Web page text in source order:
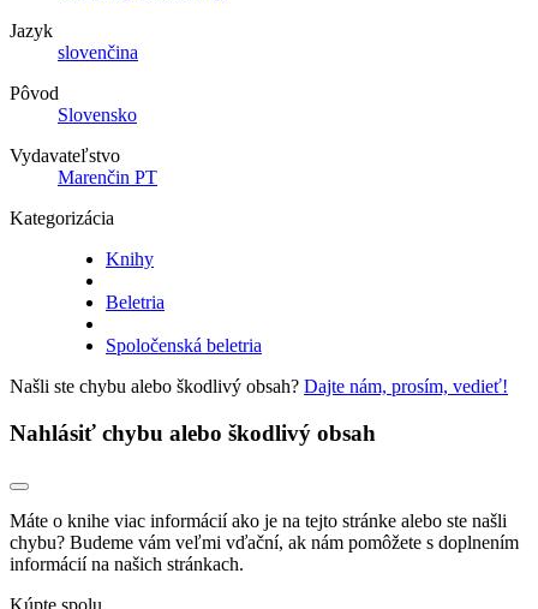
Jazyk
slovenčina
Pôvod
Slovensko
Vydavateľstvo
Marenčin PT
Kategorizácia
Knihy
Beletria
Spoločenská beletria
Našli ste chybu alebo škodlivý obsah? Dajte nám, prosím, vedieť!
Nahlásiť chybu alebo škodlivý obsah
Máte o knihe viac informácií ako je na tejto stránke alebo ste našli
chybu? Budeme vám veľmi vďační, ak nám pomôžete s doplnením
informácií na našich stránkach.
Kúpte spolu